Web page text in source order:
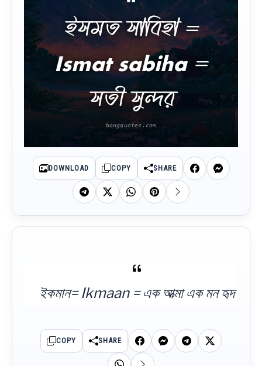
ইসমত সাবিহা =
Ismat sabiha =
সতী সুন্দর
DOWNLOAD COPY SHARE
ইকমান= Ikmaan = এক আত্মা এক মন হৃদ
COPY SHARE